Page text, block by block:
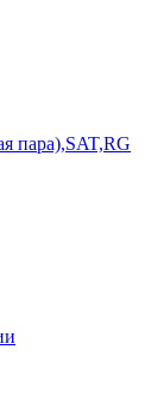
пара),SAT,RG